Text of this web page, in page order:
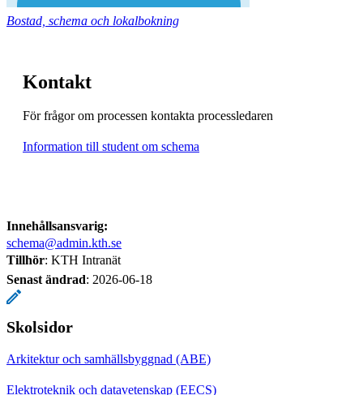
Bostad, schema och lokalbokning
Kontakt
För frågor om processen kontakta processledaren
Information till student om schema
Innehållsansvarig:
schema@admin.kth.se
Tillhör: KTH Intranät
Senast ändrad: 2026-06-18
Skolsidor
Arkitektur och samhällsbyggnad (ABE)
Elektroteknik och datavetenskap (EECS)